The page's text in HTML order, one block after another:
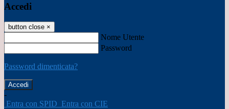
Accedi
button close ×
Nome Utente
Password
Password dimenticata?
-
Entra con SPID Entra con CIE